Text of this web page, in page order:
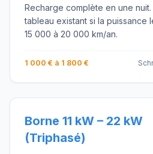
Recharge complète en une
tableau existant si la puissance
15 000 à 20 000 km/an.
1 000 € à 1 800 €
Borne 11 kW – 22 kW
(Triphasé)